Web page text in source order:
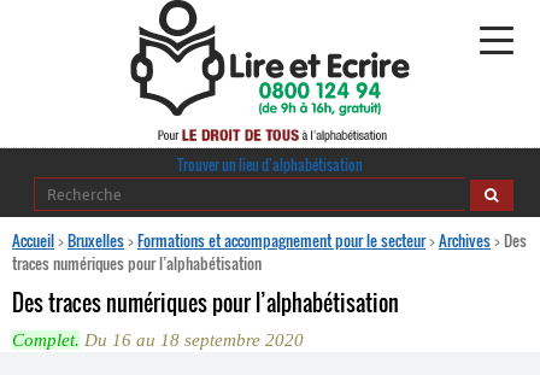
Alphabétisation
Publications
Trouver un lieu d’alphabétisation
Accueil>Bruxelles>Formations et accompagnement pour le secteur>Archives>Des
traces numériques pour l’alphabétisation
Des traces numériques pour l’alphabétisation
Complet. Du 16 au 18 septembre 2020